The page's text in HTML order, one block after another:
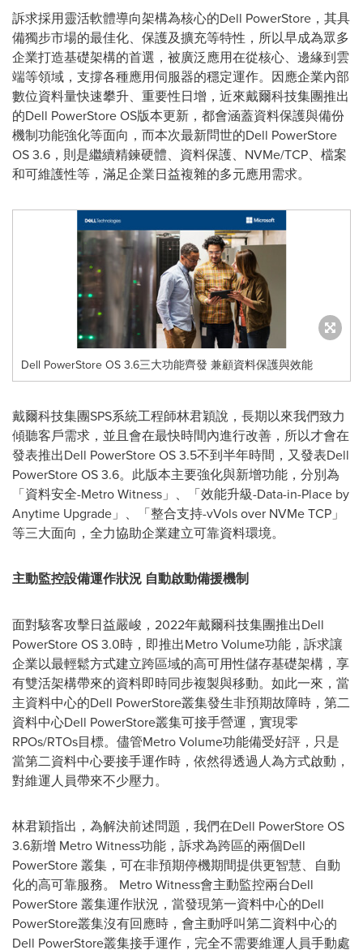
訴求採用靈活軟體導向架構為核心的Dell PowerStore，其具
備獨步市場的最佳化、保護及擴充等特性，所以早成為眾多
企業打造基礎架構的首選，被廣泛應用在從核心、邊緣到雲
端等領域，支撐各種應用伺服器的穩定運作。因應企業內部
數位資料量快速攀升、重要性日增，近來戴爾科技集團推出
的Dell PowerStore OS版本更新，都會涵蓋資料保護與備份
機制功能強化等面向，而本次最新問世的Dell PowerStore
OS 3.6，則是繼續精鍊硬體、資料保護、NVMe/TCP、檔案
和可維護性等，滿足企業日益複雜的多元應用需求。
Dell PowerStore OS 3.6三大功能齊發 兼顧資料保護與效能
戴爾科技集團SPS系統工程師林君穎說，長期以來我們致力
傾聽客戶需求，並且會在最快時間內進行改善，所以才會在
發表推出Dell PowerStore OS 3.5不到半年時間，又發表Dell
PowerStore OS 3.6。此版本主要強化與新增功能，分別為
「資料安全-Metro Witness」、「效能升級-Data-in-Place by
Anytime Upgrade」、「整合支持-vVols over NVMe TCP」
等三大面向，全力協助企業建立可靠資料環境。
主動監控設備運作狀況 自動啟動備援機制
面對駭客攻擊日益嚴峻，2022年戴爾科技集團推出Dell
PowerStore OS 3.0時，即推出Metro Volume功能，訴求讓
企業以最輕鬆方式建立跨區域的高可用性儲存基礎架構，享
有雙活架構帶來的資料即時同步複製與移動。如此一來，當
主資料中心的Dell PowerStore叢集發生非預期故障時，第二
資料中心Dell PowerStore叢集可接手營運，實現零
RPOs/RTOs目標。儘管Metro Volume功能備受好評，只是
當第二資料中心要接手運作時，依然得透過人為方式啟動，
對維運人員帶來不少壓力。
林君穎指出，為解決前述問題， 我們在Dell PowerStore OS
3.6新增 Metro Witness功能，訴求為跨區的兩個Dell
PowerStore 叢集，可在非預期停機期間提供更智慧、自動
化的高可靠服務。 Metro Witness會主動監控兩台Dell
PowerStore 叢集運作狀況，當發現第一資料中心的Dell
PowerStore叢集沒有回應時，會主動呼叫第二資料中心的
Dell PowerStore叢集接手運作，完全不需要維運人員手動處